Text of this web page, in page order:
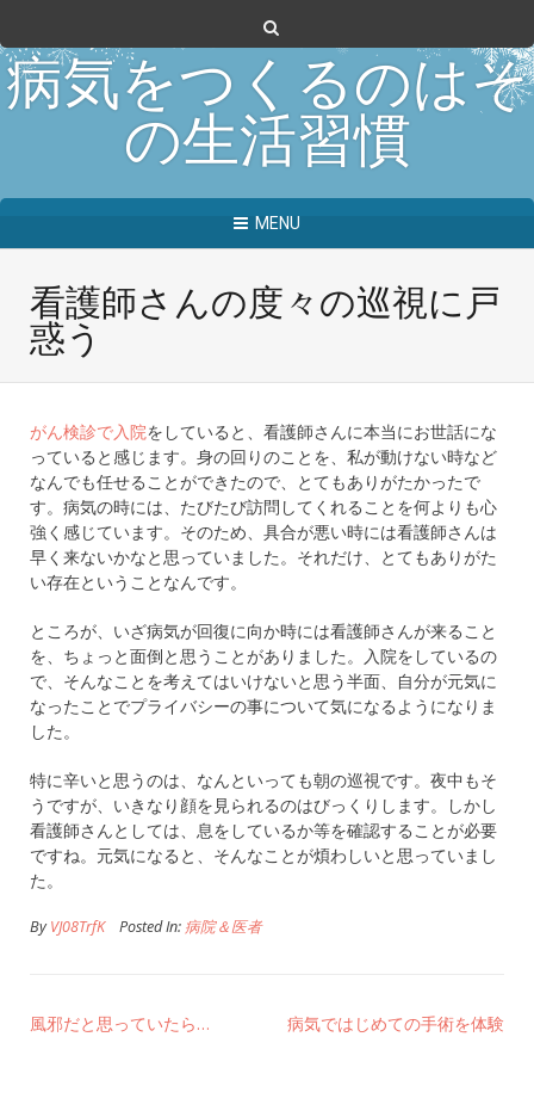
病気をつくるのはそ
の生活習慣
MENU
看護師さんの度々の巡視に戸
惑う
がん検診で入院をしていると、看護師さんに本当にお世話にな
っていると感じます。身の回りのことを、私が動けない時など
なんでも任せることができたので、とてもありがたかったで
す。病気の時には、たびたび訪問してくれることを何よりも心
強く感じています。そのため、具合が悪い時には看護師さんは
早く来ないかなと思っていました。それだけ、とてもありがた
い存在ということなんです。
ところが、いざ病気が回復に向か時には看護師さんが来ること
を、ちょっと面倒と思うことがありました。入院をしているの
で、そんなことを考えてはいけないと思う半面、自分が元気に
なったことでプライバシーの事について気になるようになりま
した。
特に辛いと思うのは、なんといっても朝の巡視です。夜中もそ
うですが、いきなり顔を見られるのはびっくりします。しかし
看護師さんとしては、息をしているか等を確認することが必要
ですね。元気になると、そんなことが煩わしいと思っていまし
た。
ByVJ08TrfK Posted In: 病院＆医者
風邪だと思っていたら… 病気ではじめての手術を体験